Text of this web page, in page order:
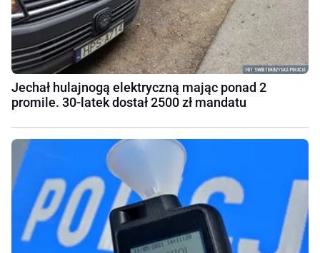
Jechał hulajnogą elektryczną mając ponad 2
promile. 30-latek dostał 2500 zł mandatu